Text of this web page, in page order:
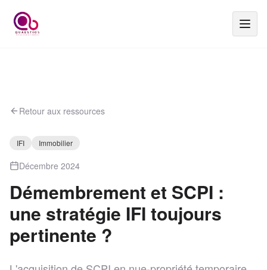
Retour aux ressources
IFI Immobilier
Décembre 2024
Démembrement et SCPI :
une stratégie IFI toujours
pertinente ?